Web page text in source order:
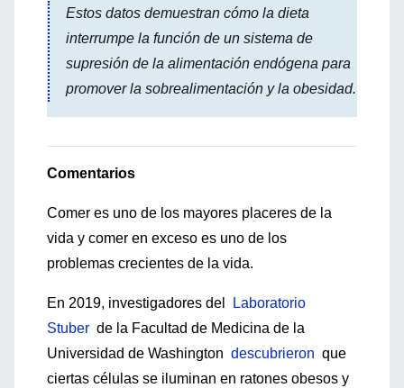
Estos datos demuestran cómo la dieta
interrumpe la función de un sistema de
supresión de la alimentación endógena para
promover la sobrealimentación y la obesidad.
Comentarios
Comer es uno de los mayores placeres de la
vida y comer en exceso es uno de los
problemas crecientes de la vida.
En 2019, investigadores del
Laboratorio
Stuber de la Facultad de Medicina de la
Universidad de Washington descubrieron que
ciertas células se iluminan en ratones obesos y